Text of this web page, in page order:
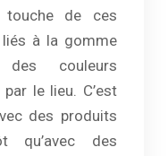
de ces
à la gomme
couleurs
le lieu. C’est
des produits
qu’avec des